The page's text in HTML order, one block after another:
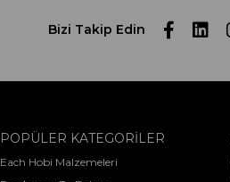
Bizi Takip Edin
POPÜLER KATEGORİLER
Each Hobi Malzemeleri